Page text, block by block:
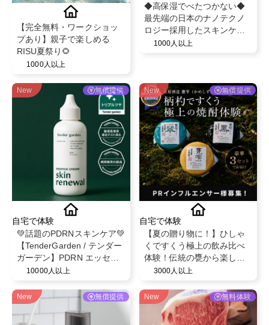
【完全無料・ワークショッ
プあり】親子で楽しめる
RISU夏祭り🌻
1000人以上
◆高保湿でべたつかない◆
最先端の日本のナノテクノ
ロジー採用したスキンケア/
最大8つのフリー処方
1000人以上
New 無償提供
自宅で体験
💚話題のPDRNスキンケア💚
【TenderGarden / テンダー
ガーデン】PDRN エッセン
スクリーム 80ml モニター募
10000人以上
New 無償提供
自宅で体験
【夏の贈り物に！】ひしゃ
くですくう極上の飲み比べ
体験！伝統の甕から楽しむ
フルーティーな芋焼酎「甕
3本セット」PRインフルエ
ンサー様募集！
3000人以上
New 無償提供 New 無料体験